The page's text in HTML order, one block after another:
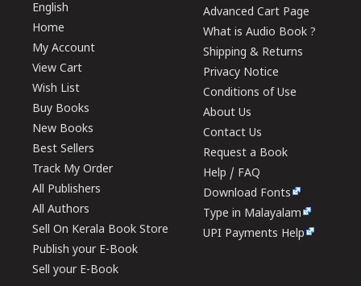
English
Home
My Account
View Cart
Wish List
Buy Books
New Books
Best Sellers
Track My Order
All Publishers
All Authors
Sell On Kerala Book Store
Publish your E-Book
Sell your E-Book
Advanced Cart Page
What is Audio Book ?
Shipping & Returns
Privacy Notice
Conditions of Use
About Us
Contact Us
Request a Book
Help / FAQ
Download Fonts
Type in Malayalam
UPI Payments Help